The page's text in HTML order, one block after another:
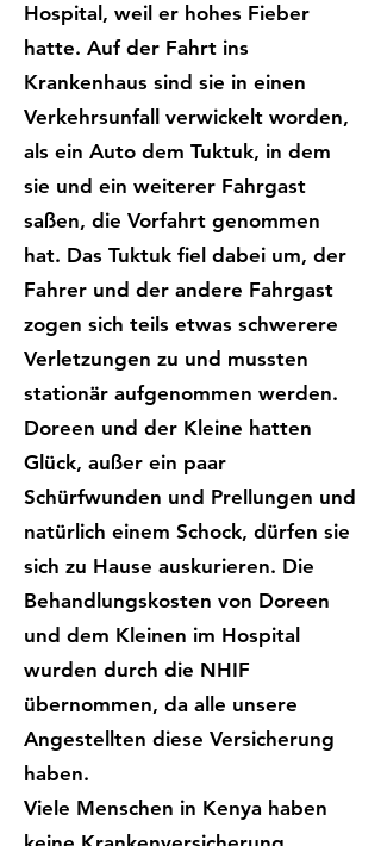
Hospital, weil er hohes Fieber
hatte. Auf der Fahrt ins
Krankenhaus sind sie in einen
Verkehrsunfall verwickelt worden,
als ein Auto dem Tuktuk, in dem
sie und ein weiterer Fahrgast
saßen, die Vorfahrt genommen
hat. Das Tuktuk fiel dabei um, der
Fahrer und der andere Fahrgast
zogen sich teils etwas schwerere
Verletzungen zu und mussten
stationär aufgenommen werden.
Doreen und der Kleine hatten
Glück, außer ein paar
Schürfwunden und Prellungen und
natürlich einem Schock, dürfen sie
sich zu Hause auskurieren. Die
Behandlungskosten von Doreen
und dem Kleinen im Hospital
wurden durch die NHIF
übernommen, da alle unsere
Angestellten diese Versicherung
haben.
Viele Menschen in Kenya haben